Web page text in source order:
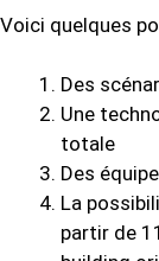
Voici quelques
Des
Une
totale
Des
La
partir de